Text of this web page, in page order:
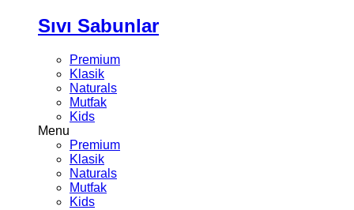
Sıvı Sabunlar
Premium
Klasik
Naturals
Mutfak
Kids
Menu
Premium
Klasik
Naturals
Mutfak
Kids